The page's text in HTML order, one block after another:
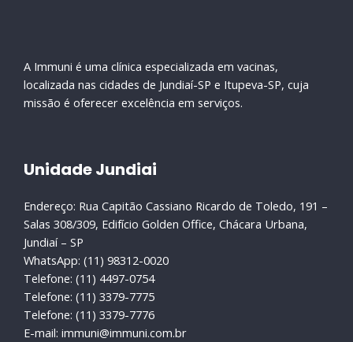
A Immuni é uma clínica especializada em vacinas,
localizada nas cidades de Jundiaí-SP e Itupeva-SP, cuja
missão é oferecer excelência em serviços.
Unidade Jundiai
Endereço: Rua Capitão Cassiano Ricardo de Toledo, 191 –
Salas 308/309, Edifício Golden Office, Chácara Urbana,
Jundiaí – SP
WhatsApp: (11) 98312-0020
Telefone: (11) 4497-0754
Telefone: (11) 3379-7775
Telefone: (11) 3379-7776
E-mail: immuni@immuni.com.br